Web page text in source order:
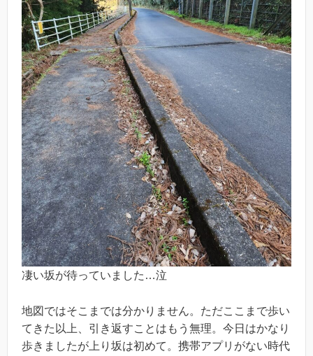
凄い坂が待っていました…泣
地図ではそこまでは分かりません。ただここまで歩い
てきた以上、引き返すことはもう無理。今日はかなり
歩きましたが上り坂は初めて。携帯アプリがない時代